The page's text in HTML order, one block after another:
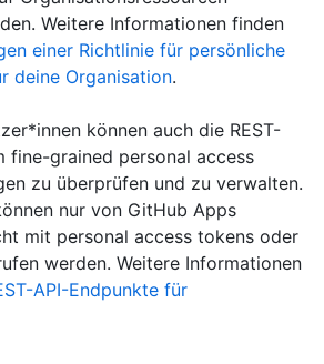
Weitere Informationen finden
einer Richtlinie für persönliche
deine Organisation.
können auch die REST-
fine-grained personal access
zu überprüfen und zu verwalten.
nur von GitHub Apps
mit personal access tokens oder
werden. Weitere Informationen
API-Endpunkte für